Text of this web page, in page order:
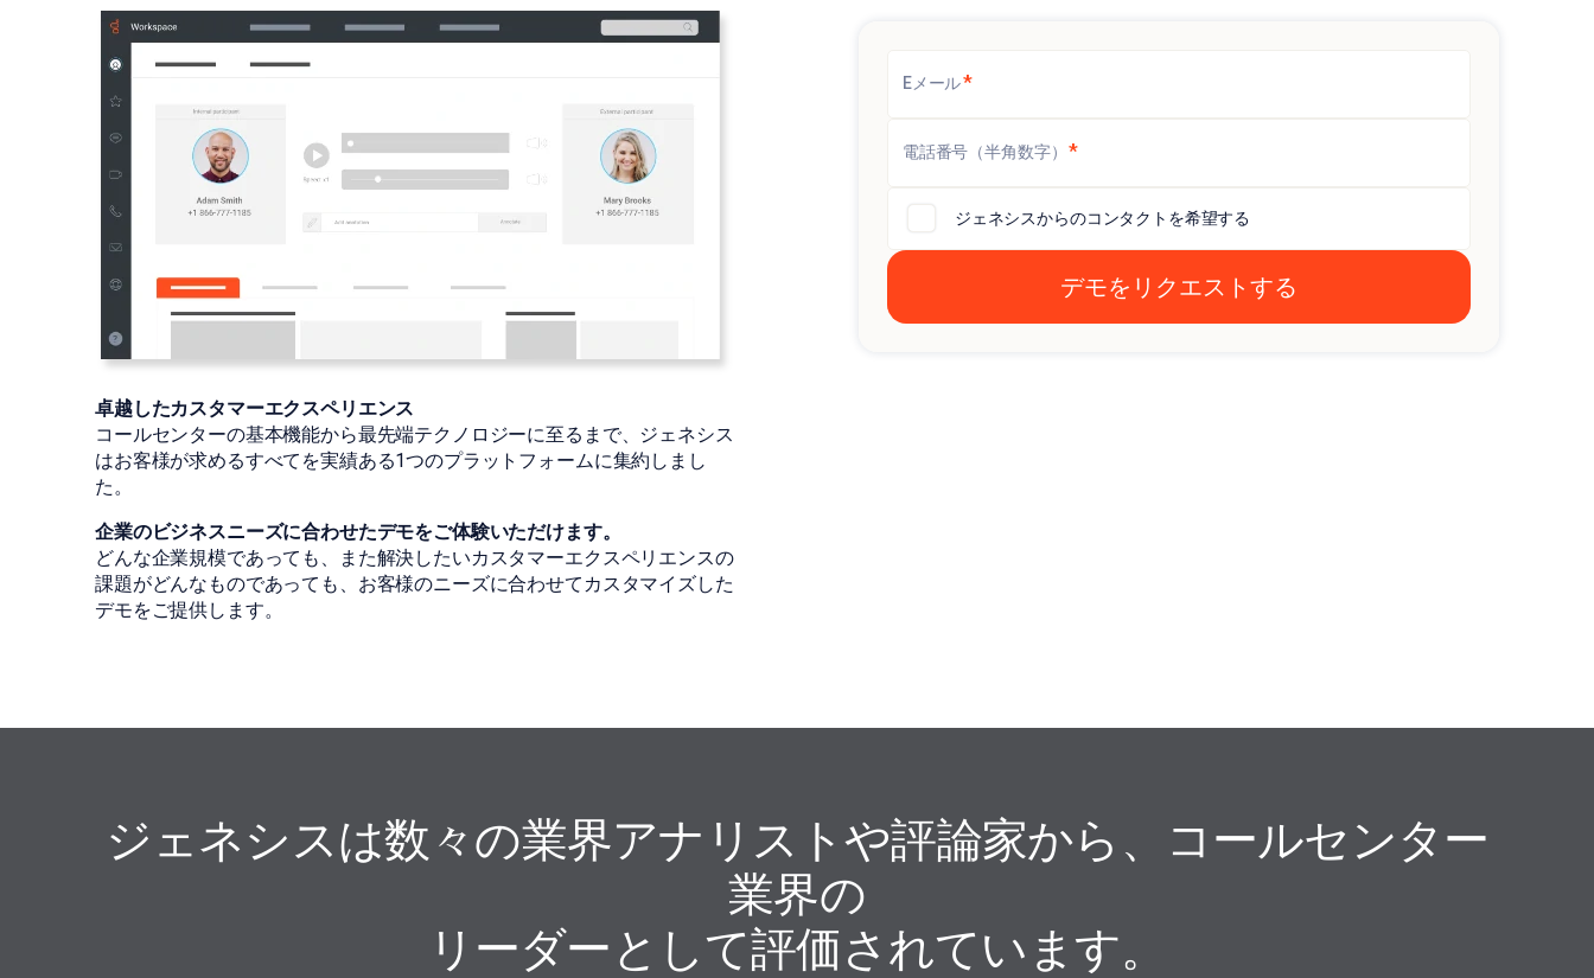
卓越したカスタマーエクスペリエンス
コールセンターの基本機能から最先端テクノロジーに至るまで、ジェネシス
はお客様が求めるすべてを実績ある1つのプラットフォームに集約しまし
た。
企業のビジネスニーズに合わせたデモをご体験いただけます。
どんな企業規模であっても、また解決したいカスタマーエクスペリエンスの
課題がどんなものであっても、お客様のニーズに合わせてカスタマイズした
デモをご提供します。
Eメール*
電話番号（半角数字） *
ジェネシスからのコンタクトを希望する
ジェネシスは数々の業界アナリストや評論家から、コールセンター
業界の
リーダーとして評価されています。